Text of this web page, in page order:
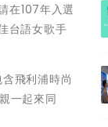
在107年入選
台語女歌手
飛利浦時尚
一起來同